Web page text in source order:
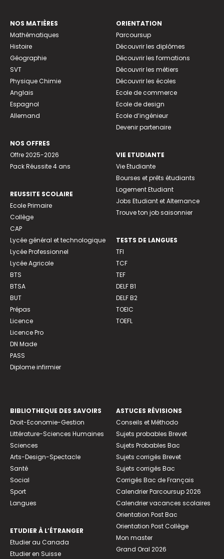
NOS MATIÈRES
Mathématiques
Histoire
Géographie
SVT
Physique Chimie
Anglais
Espagnol
Allemand
NOS OFFRES
Offre 2025-2026
Pack Réussite 4 ans
REUSSITE SCOLAIRE
Ecole Primaire
Collège
CAP
Lycée général et technologique
Lycée Professionnel
Lycée Agricole
BTS
BTSA
BUT
Prépas
Licence
Licence Pro
DN Made
PASS
Diplome infirmier
ORIENTATION
Parcoursup
Découvrir les diplômes
Découvrir les formations
Découvrir les métiers
Découvrir les écoles
Ecole de commerce
Ecole de design
Ecole d’ingénieur
Devenir partenaire
VIE ETUDIANTE
Vie Etudiante
Bourses et prêts étudiants
Logement Etudiant
Jobs Etudiant et Alternance
Trouve ton job saisonnier
TESTS DE LANGUES
TFI
TCF
TEF
DELF B1
DELF B2
TOEIC
TOEFL
BIBLIOTHEQUE DES SAVOIRS
Droit-Economie-Gestion
Littérature-Sciences Humaines
Sciences
Arts-Design-Spectacle
Santé
Social
Sport
Langues
ETUDIER À L’ÉTRANGER
Etudier au Canada
Etudier en Suisse
ASTUCES RÉVISIONS
Conseils et Méthodo
Sujets probables Brevet
Sujets Probables Bac
Sujets corrigés Brevet
Sujets corrigés Bac
Corrigés Bac de Français
Calendrier Parcoursup 2026
Calendrier vacances scolaires
Orientation Post Bac
Orientation Post Collège
Mon master
Grand Oral 2026